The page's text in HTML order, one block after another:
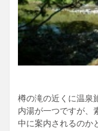
樽の滝の近くに温泉
内湯が一つですが、
中に案内されるのか